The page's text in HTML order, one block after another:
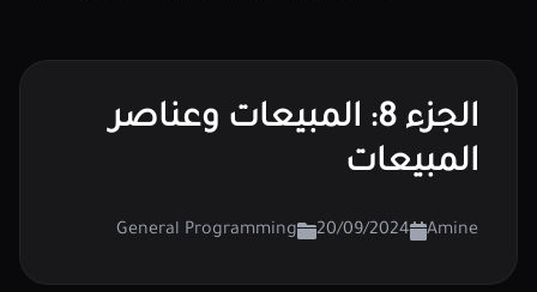
الجزء 8: المبيعات وعناصر
المبيعات
Amine
20/09/2024
General Programming